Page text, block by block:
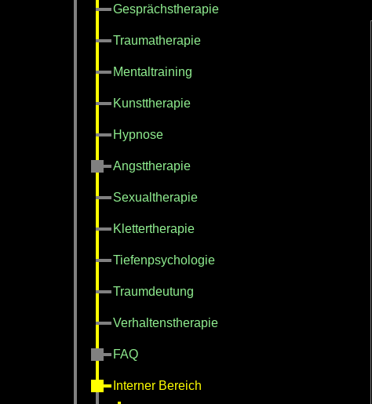
Gesprächstherapie
Traumatherapie
Mentaltraining
Kunsttherapie
Hypnose
Angsttherapie
Sexualtherapie
Klettertherapie
Tiefenpsychologie
Traumdeutung
Verhaltenstherapie
FAQ
Interner Bereich